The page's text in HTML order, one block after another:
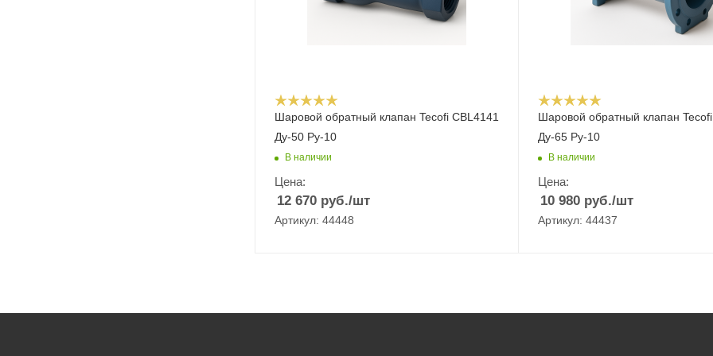
Шаровой обратный клапан Tecofi CBL4141
Ду-50 Ру-10
В наличии
Цена:
12 670 руб./шт
Артикул: 44448
Шаровой обратный клапан
Ду-65 Ру-10
В наличии
Цена:
10 980 руб./шт
Артикул: 44437